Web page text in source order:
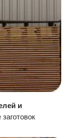
и